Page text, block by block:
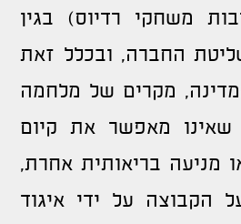
משחקי רדיוס) בגין
החברה, ובכלל זאת
מקרים של מלחמה
שאינו מאפשר את קיום
מניעה בריאותית אחרת,
הקבוצה על ידי איגוד